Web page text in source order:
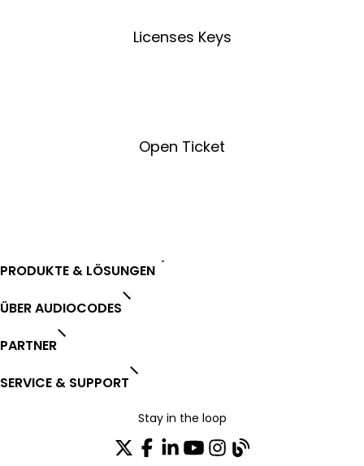
Licenses Keys
Open Ticket
PRODUKTE & LÖSUNGEN
ÜBER AUDIOCODES
PARTNER
SERVICE & SUPPORT
Stay in the loop